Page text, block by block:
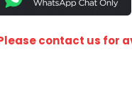
contact us for